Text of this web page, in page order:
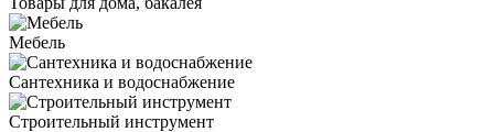
Мебель
Сантехника и водоснабжение
Строительный инструмент